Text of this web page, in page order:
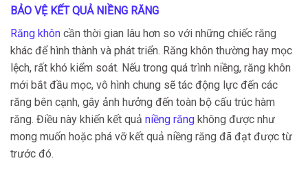
BẢO VỆ KẾT QUẢ NIỀNG RĂNG
Răng khôn cần thời gian lâu hơn so với những chiếc răng
khác để hình thành và phát triển. Răng khôn thường hay mọc
lệch, rất khó kiểm soát. Nếu trong quá trình niềng, răng khôn
mới bắt đầu mọc, vô hình chung sẽ tác động lực đến các
răng bên cạnh, gây ảnh hưởng đến toàn bộ cấu trúc hàm
răng. Điều này khiến kết quả niềng răng không được như
mong muốn hoặc phá vỡ kết quả niềng răng đã đạt được từ
trước đó.